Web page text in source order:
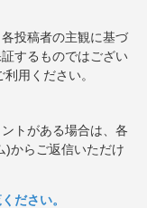
投稿者の主観に基づ
するものではござい
用ください。
トがある場合は、各
)からご返信いただけ
ださい。